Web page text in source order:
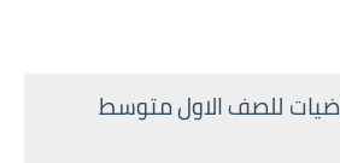
للصف الاول متوسط